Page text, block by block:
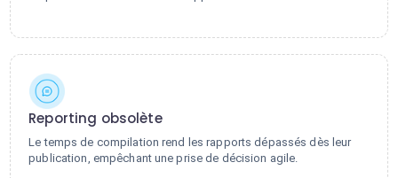
Reporting obsolète
Le temps de compilation rend les rapports dépassés dès leur
publication, empêchant une prise de décision agile.